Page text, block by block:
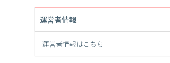
運営者情報
運営者情報はこちら